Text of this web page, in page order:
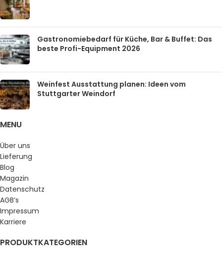
Gastronomiebedarf für Küche, Bar & Buffet: Das
beste Profi-Equipment 2026
Weinfest Ausstattung planen: Ideen vom
Stuttgarter Weindorf
MENU
Über uns
Lieferung
Blog
Magazin
Datenschutz
AGB’s
Impressum
Karriere
PRODUKTKATEGORIEN